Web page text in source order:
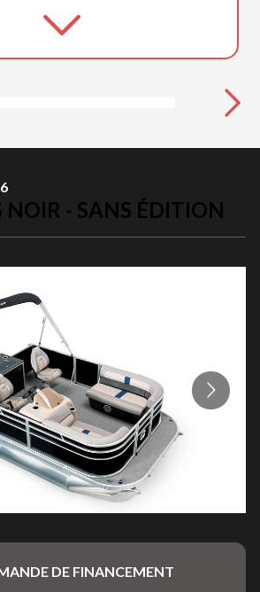
NOIR - SANS ÉDITION
DE FINANCEMENT